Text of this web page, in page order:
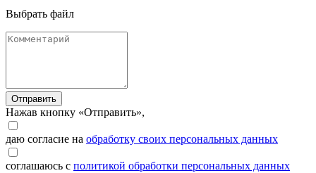
Выбрать файл
Отправить
Нажав кнопку «Отправить»,
даю согласие на обработку своих персональных данных
соглашаюсь с политикой обработки персональных данных